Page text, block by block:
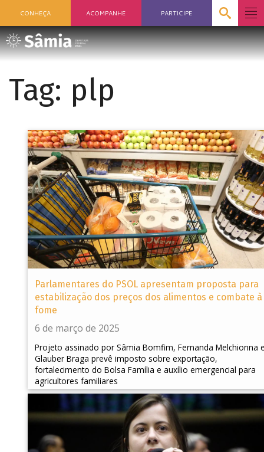
CONHEÇA ACOMPANHE PARTICIPE
Tag: plp
Parlamentares do PSOL apresentam proposta para
estabilização dos preços dos alimentos e combate à
fome
6 de março de 2025
Projeto assinado por Sâmia Bomfim, Fernanda Melchionna
Glauber Braga prevê imposto sobre exportação,
fortalecimento do Bolsa Família e auxílio emergencial para
agricultores familiares